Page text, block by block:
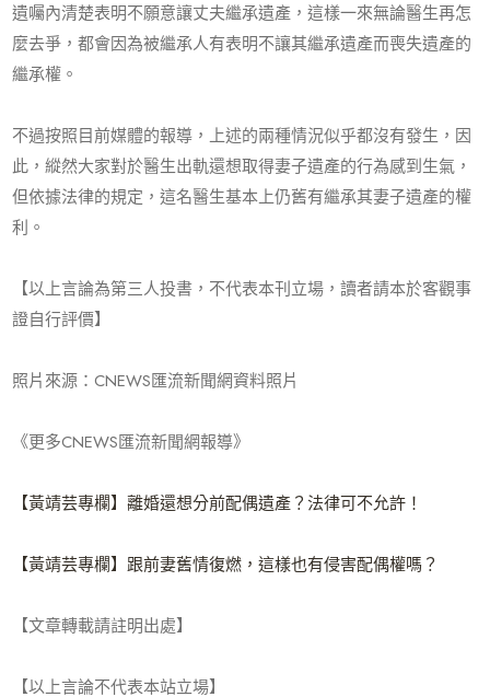
遺囑內清楚表明不願意讓丈夫繼承遺產，這樣一來無論醫生再怎
麼去爭，都會因為被繼承人有表明不讓其繼承遺產而喪失遺產的
繼承權。
不過按照目前媒體的報導，上述的兩種情況似乎都沒有發生，因
此，縱然大家對於醫生出軌還想取得妻子遺產的行為感到生氣，
但依據法律的規定，這名醫生基本上仍舊有繼承其妻子遺產的權
利。
【以上言論為第三人投書，不代表本刊立場，讀者請本於客觀事
證自行評價】
照片來源：CNEWS匯流新聞網資料照片
《更多CNEWS匯流新聞網報導》
【黃靖芸專欄】離婚還想分前配偶遺產？法律可不允許！
【黃靖芸專欄】跟前妻舊情復燃，這樣也有侵害配偶權嗎？
【文章轉載請註明出處】
【以上言論不代表本站立場】